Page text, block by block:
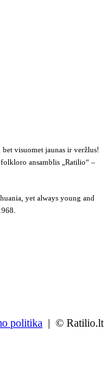
bet visuomet jaunas ir veržlus!
ansamblis „Ratilio“ –
yet always young and
politika | © Ratilio.lt